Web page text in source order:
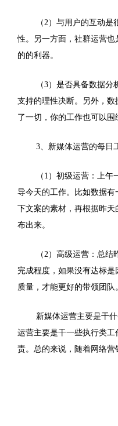
（2）与用户的互动是
性。另一方面，社群运营
的的利器。
（3）是否具备数据分
支持的理性决断。另外，
了一切，你的工作也可以围
3、新媒体运营的每日
（1）初级运营： 上午
导今天的工作。比如数据
下文案的素材，再根据昨
布出来。
（2）高级运营： 总结
完成程度，如果没有达标
质量，才能更好的带领团
新媒体运营主要是干
运营主要是干一些执行类
责。总的来说，随着网络